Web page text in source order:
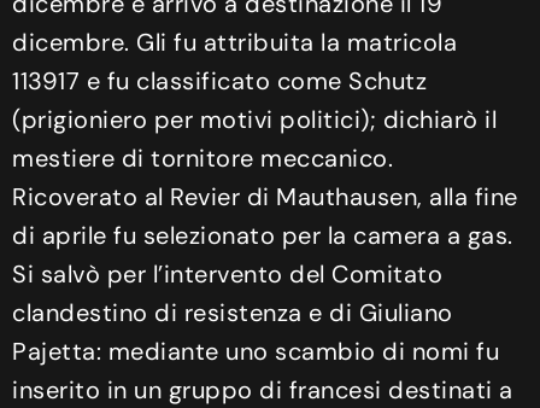
dicembre. Gli fu attribuita la matricola
113917 e fu classificato come Schutz
(prigioniero per motivi politici); dichiarò il
mestiere di tornitore meccanico.
Ricoverato al Revier di Mauthausen, alla fine
di aprile fu selezionato per la camera a gas.
Si salvò per l’intervento del Comitato
clandestino di resistenza e di Giuliano
Pajetta: mediante uno scambio di nomi fu
inserito in un gruppo di francesi destinati a